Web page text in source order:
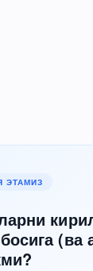
ЭТАМИЗ
(ва